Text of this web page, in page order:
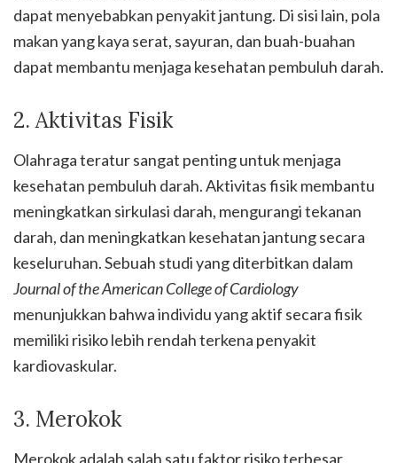
dapat menyebabkan penyakit jantung. Di sisi lain, pola
makan yang kaya serat, sayuran, dan buah-buahan
dapat membantu menjaga kesehatan pembuluh darah.
2. Aktivitas Fisik
Olahraga teratur sangat penting untuk menjaga
kesehatan pembuluh darah. Aktivitas fisik membantu
meningkatkan sirkulasi darah, mengurangi tekanan
darah, dan meningkatkan kesehatan jantung secara
keseluruhan. Sebuah studi yang diterbitkan dalam
Journal of the American College of Cardiology
menunjukkan bahwa individu yang aktif secara fisik
memiliki risiko lebih rendah terkena penyakit
kardiovaskular.
3. Merokok
Merokok adalah salah satu faktor risiko terbesar